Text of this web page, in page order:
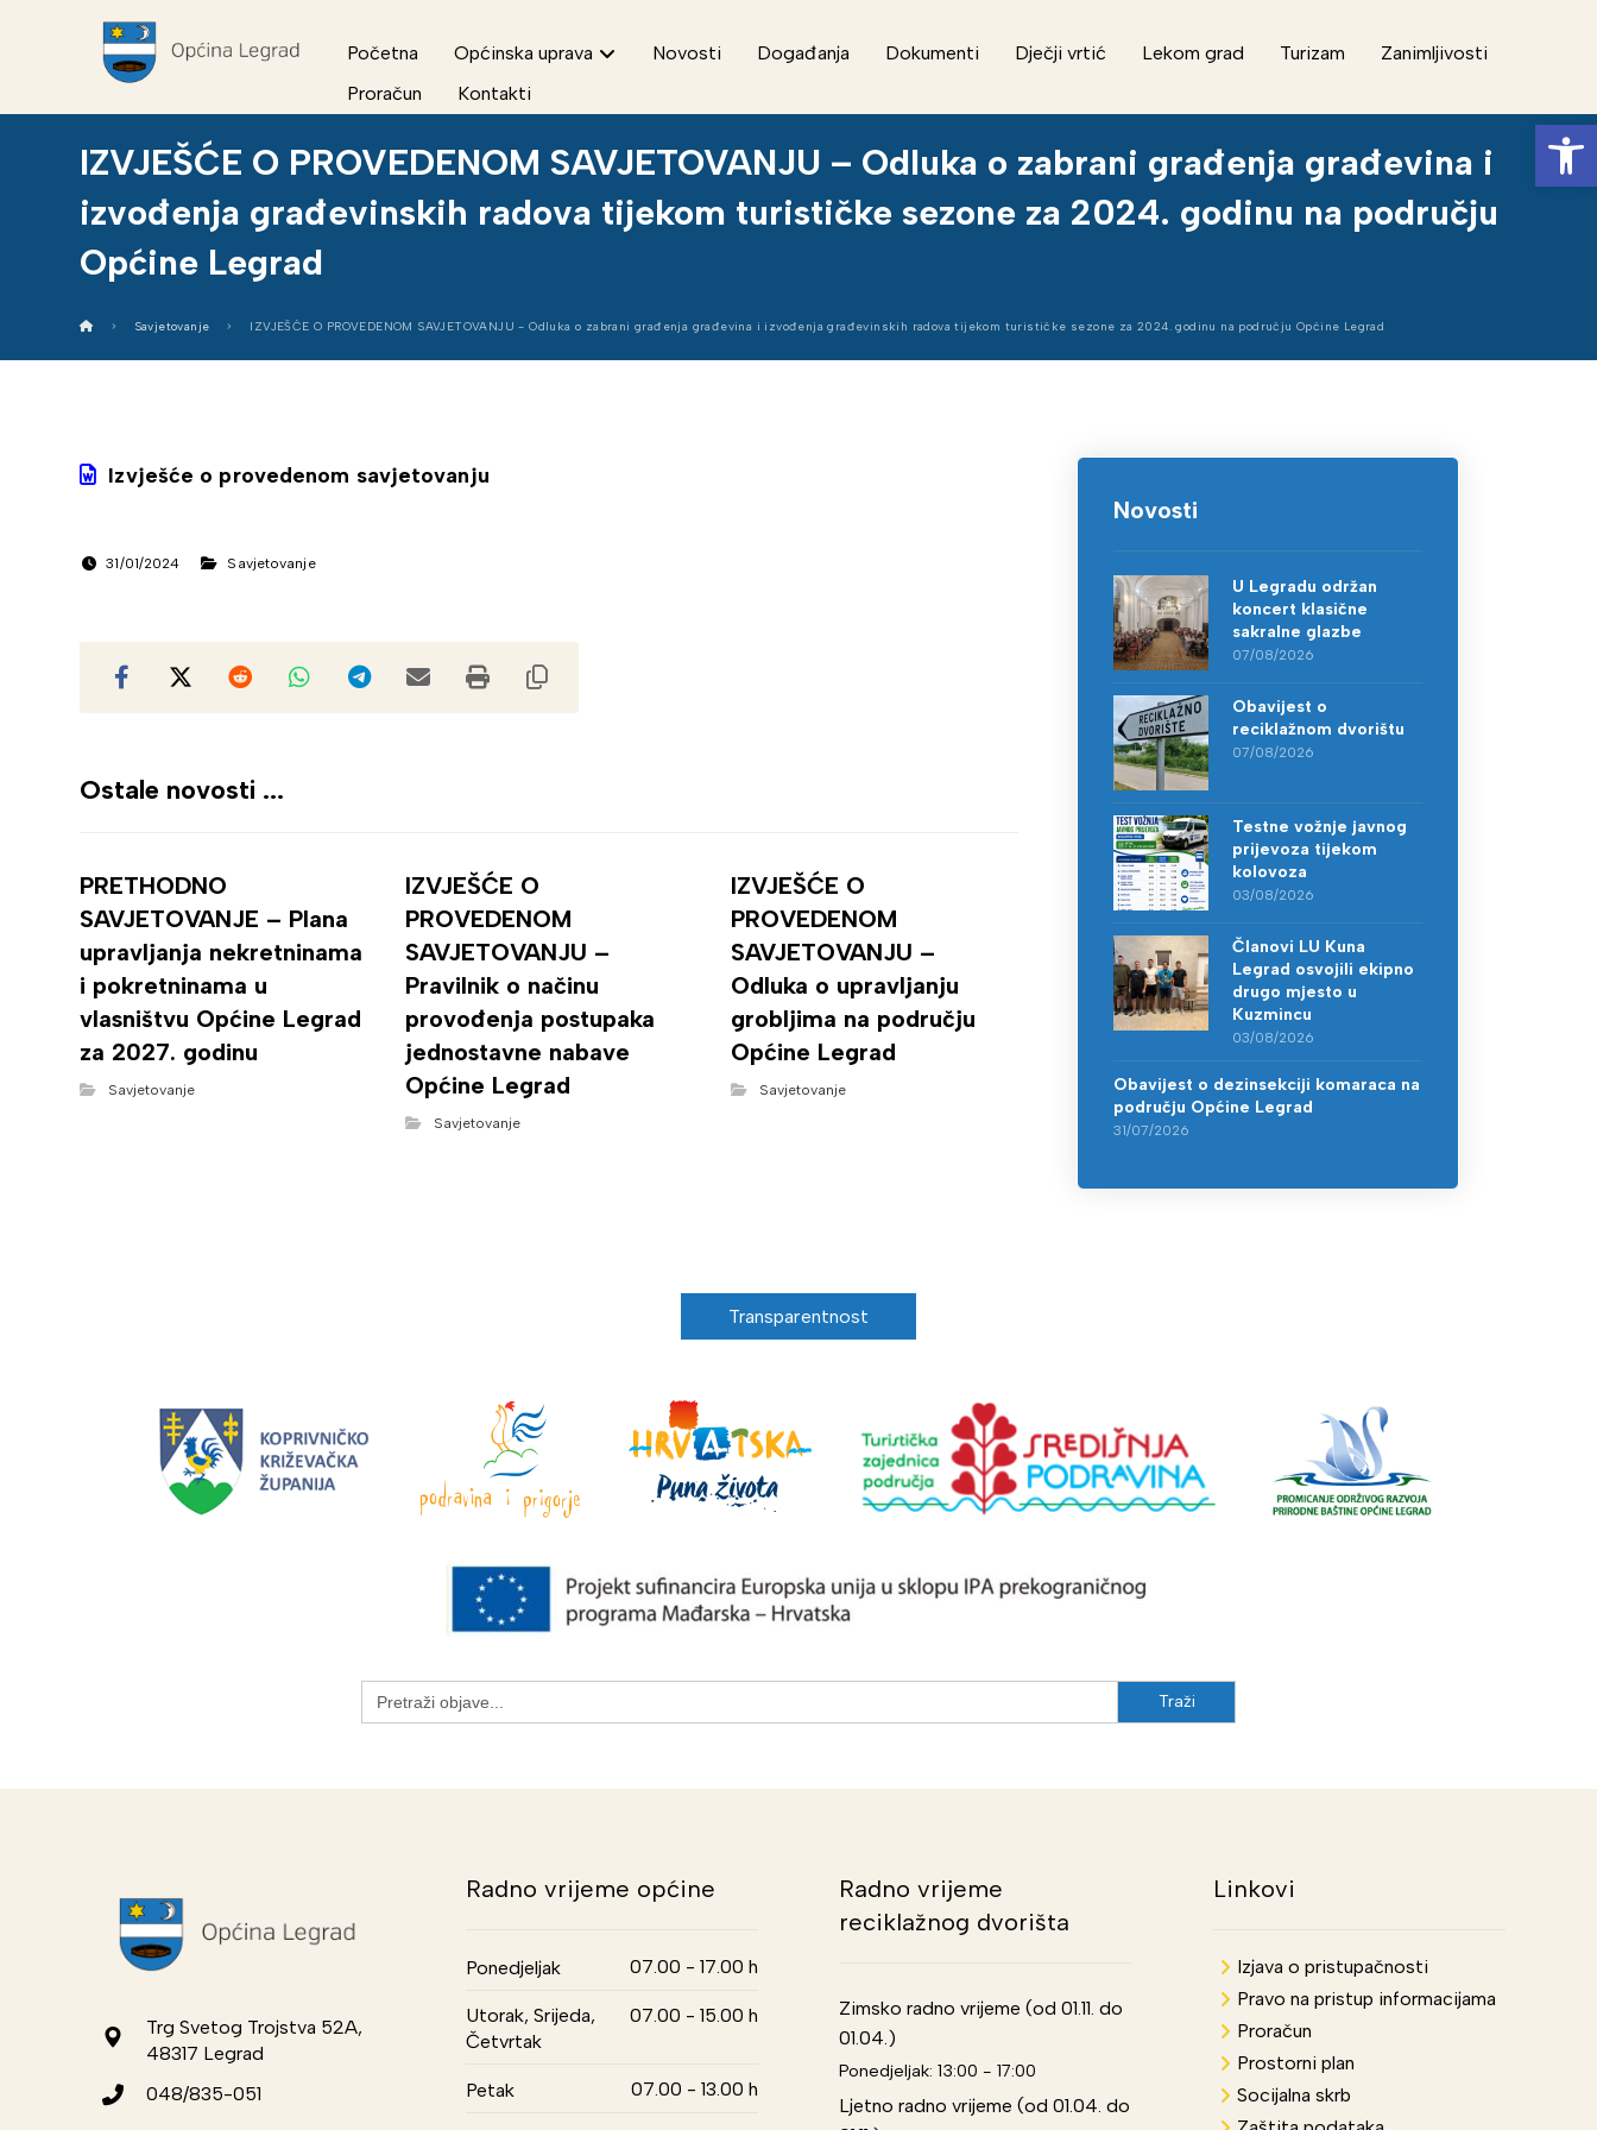
Početna Općinska uprava Novosti Događanja Dokumenti Dječji vrtić Lekom grad Turizam
Zanimljivosti
Proračun
Kontakti
IZVJEŠĆE O PROVEDENOM SAVJETOVANJU – Odluka o zabrani građenja građevina i
izvođenja građevinskih radova tijekom turističke sezone za 2024. godinu na području
Općine Legrad
Savjetovanje IZVJEŠĆE O PROVEDENOM SAVJETOVANJU - Odluka o zabrani građenja građevina i izvođenja građevinskih radova tijekom turističke sezone za 2024. godinu na području Općine Legrad
Izvješće o provedenom savjetovanju
31/01/2024 Savjetovanje
Ostale novosti ...
PRETHODNO
SAVJETOVANJE – Plana
upravljanja nekretninama
i pokretninama u
vlasništvu Općine Legrad
za 2027. godinu
Savjetovanje
IZVJEŠĆE O
PROVEDENOM
SAVJETOVANJU –
Pravilnik o načinu
provođenja postupaka
jednostavne nabave
Općine Legrad
Savjetovanje
IZVJEŠĆE O
PROVEDENOM
SAVJETOVANJU –
Odluka o upravljanju
grobljima na području
Općine Legrad
Savjetovanje
Novosti
U Legradu održan
koncert klasične
sakralne glazbe
07/08/2026
Obavijest o
reciklažnom dvorištu
07/08/2026
Testne vožnje javnog
prijevoza tijekom
kolovoza
03/08/2026
Članovi LU Kuna
Legrad osvojili ekipno
drugo mjesto u
Kuzmincu
03/08/2026
Obavijest o dezinsekciji komaraca na
području Općine Legrad
31/07/2026
Transparentnost
Search
for:
Trg Svetog Trojstva 52A,
48317 Legrad
048/835-051
Radno vrijeme općine
Ponedjeljak 07.00 - 17.00 h
Utorak, Srijeda,
Četvrtak
07.00 - 15.00 h
Petak 07.00 - 13.00 h
Radno vrijeme
reciklažnog dvorišta
Zimsko radno vrijeme (od 01.11. do
01.04.)
Ponedjeljak: 13:00 - 17:00
Ljetno radno vrijeme (od 01.04. do
Linkovi
Izjava o pristupačnosti
Pravo na pristup informacijama
Proračun
Prostorni plan
Socijalna skrb